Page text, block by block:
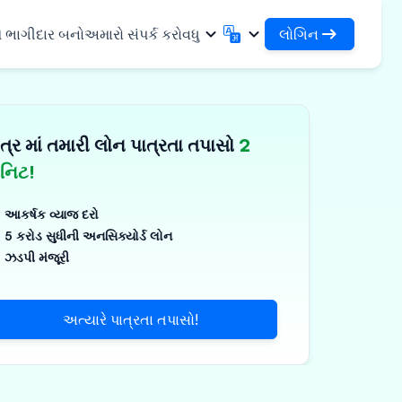
અને ઔદ્યોગિક
અને મેડિકલ
અને નાના ઉપકરણો
બનોઅમારો સંપર્ક કરોવધુ
हिन्दी
ଓଡ଼ିଆ
తెలుగు
Telugu
বাংলা
લોગિન
DSA તરીકે લોગિન કરો
માં તમારી લોન પાત્રતા તપાસો 2
આકર્ષક વ્યાજ દરો
5 કરોડ સુધીની અનસિક્યોર્ડ લોન
ઝડપી મંજૂરી
અત્યારે પાત્રતા તપાસો!